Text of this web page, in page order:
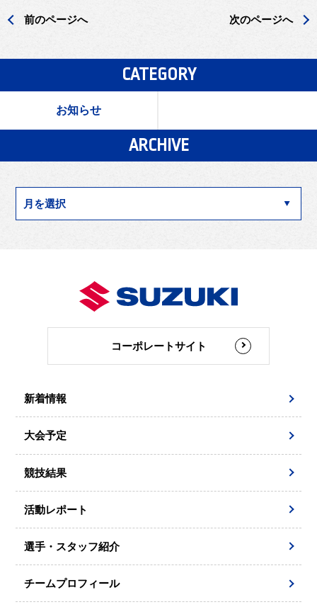
前のページへ 次のページへ
CATEGORY
お知らせ
ARCHIVE
コーポレートサイト
新着情報
大会予定
競技結果
活動レポート
選手・スタッフ紹介
チームプロフィール